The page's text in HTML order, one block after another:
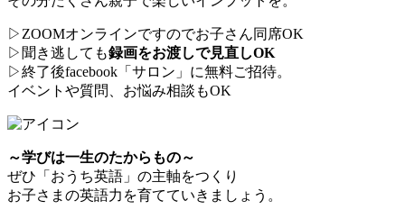
▷ZOOMオンラインですのでお子さん同席OK
▷聞き逃しても録画をお渡しで見直しOK
▷終了後facebook「サロン」に無料ご招待。
イベントや質問、お悩み相談もOK
～学びは一生のたからもの～
ぜひ「おうち英語」の主軸をつくり
お子さまの英語力を育てていきましょう。